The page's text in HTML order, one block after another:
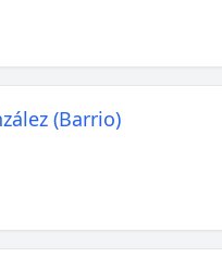
(Barrio)